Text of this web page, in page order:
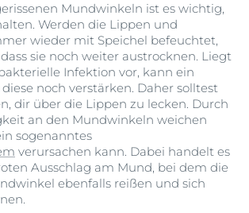
Mundwinkeln ist es wichtig,
Werden die Lippen und
wieder mit Speichel befeuchtet,
sie noch weiter austrocknen. Liegt
Infektion vor, kann ein
noch verstärken. Daher solltest
dir über die Lippen zu lecken. Durch
an den Mundwinkeln weichen
sogenanntes
verursachen kann. Dabei handelt es
Ausschlag am Mund, bei dem die
ebenfalls reißen und sich